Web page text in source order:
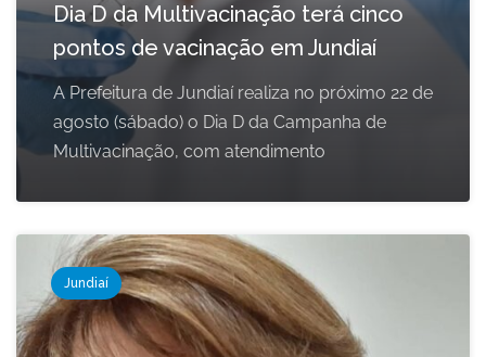
Dia D da Multivacinação terá cinco
pontos de vacinação em Jundiaí
A Prefeitura de Jundiaí realiza no próximo 22 de
agosto (sábado) o Dia D da Campanha de
Multivacinação, com atendimento
Jundiaí